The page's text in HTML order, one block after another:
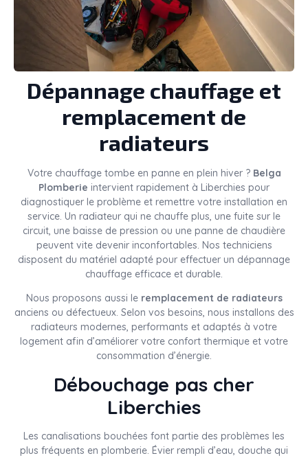
Dépannage chauffage et
remplacement de
radiateurs
Votre chauffage tombe en panne en plein hiver ? Belga
Plomberie intervient rapidement à Liberchies pour
diagnostiquer le problème et remettre votre installation en
service. Un radiateur qui ne chauffe plus, une fuite sur le
circuit, une baisse de pression ou une panne de chaudière
peuvent vite devenir inconfortables. Nos techniciens
disposent du matériel adapté pour effectuer un dépannage
chauffage efficace et durable.
Nous proposons aussi le remplacement de radiateurs
anciens ou défectueux. Selon vos besoins, nous installons des
radiateurs modernes, performants et adaptés à votre
logement afin d’améliorer votre confort thermique et votre
consommation d’énergie.
Débouchage pas cher
Liberchies
Les canalisations bouchées font partie des problèmes les
plus fréquents en plomberie. Évier rempli d’eau, douche qui